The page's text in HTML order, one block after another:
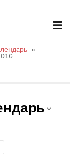
»